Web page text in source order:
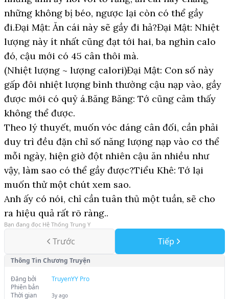
những không bị béo, ngược lại còn có thể gầy
đi.Đại Mật: Ăn cái này sẽ gầy đi hả?Đại Mật: Nhiệt
lượng này ít nhất cũng đạt tới hai, ba nghìn calo
đó, cậu mới có 45 cân thôi mà.
(Nhiệt lượng ~ lượng calori)Đại Mật: Con số này
gấp đôi nhiệt lượng bình thường cậu nạp vào, gầy
được mới có quỷ á.Băng Băng: Tớ cũng cảm thấy
không thể được.
Theo lý thuyết, muốn vóc dáng cân đối, cần phải
duy trì đều đặn chỉ số năng lượng nạp vào cơ thể
mỗi ngày, hiện giờ đột nhiên cậu ăn nhiều như
vậy, làm sao có thể gầy được?Tiểu Khê: Tớ lại
muốn thử một chút xem sao.
Anh ấy có nói, chỉ cần tuân thủ một tuần, sẽ cho
ra hiệu quả rất rõ ràng..
Bạn đang đọc Hệ Thống Trung Y
Trước Tiếp
Thông Tin Chương Truyện
Đăng bởi
TruyenYY Pro
Phiên bản
Thời gian
3y ago